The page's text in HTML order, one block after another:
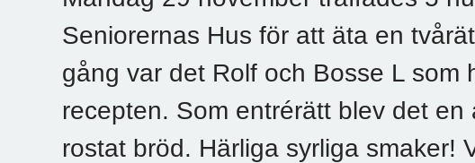
Seniorernas Hus för att äta en
gång var det Rolf och Bosse L som
recepten. Som entrérätt blev det en
rostat bröd. Härliga syrliga smaker!